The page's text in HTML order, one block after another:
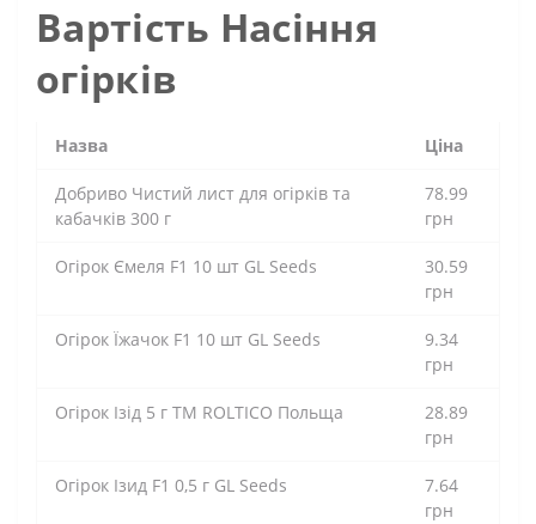
Вартість Насіння
огірків
Назва Ціна
Добриво Чистий лист для огірків та
кабачків 300 г
78.99
грн
Огірок Ємеля F1 10 шт GL Seeds
30.59
грн
Огірок Їжачок F1 10 шт GL Seeds
9.34
грн
Огірок Ізід 5 г ТМ ROLTICO Польща
28.89
грн
Огірок Ізид F1 0,5 г GL Seeds
7.64
грн